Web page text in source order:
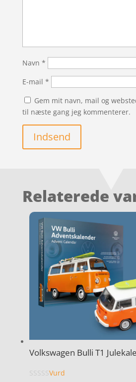
Navn *
E-mail *
Gem mit navn, mail og
til næste gang jeg kommenterer.
Indsend
Relaterede
Volkswagen Bulli T1
Vurd